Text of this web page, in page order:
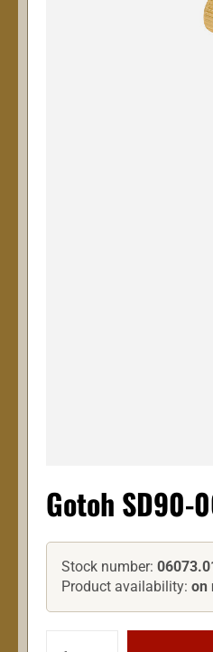
Gotoh SD90-
Stock number:
Product availability: on